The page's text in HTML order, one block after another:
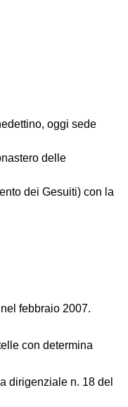
oggi sede
delle
dei Gesuiti) con la
febbraio 2007.
con determina
dirigenziale n. 18 del